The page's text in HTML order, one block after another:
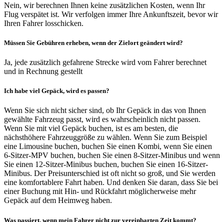
Nein, wir berechnen Ihnen keine zusätzlichen Kosten, wenn Ihr
Flug verspätet ist. Wir verfolgen immer Ihre Ankunftszeit, bevor wir
Ihren Fahrer losschicken.
Müssen Sie Gebühren erheben, wenn der Zielort geändert wird?
Ja, jede zusätzlich gefahrene Strecke wird vom Fahrer berechnet
und in Rechnung gestellt
Ich habe viel Gepäck, wird es passen?
Wenn Sie sich nicht sicher sind, ob Ihr Gepäck in das von Ihnen
gewählte Fahrzeug passt, wird es wahrscheinlich nicht passen.
Wenn Sie mit viel Gepäck buchen, ist es am besten, die
nächsthöhere Fahrzeuggröße zu wählen. Wenn Sie zum Beispiel
eine Limousine buchen, buchen Sie einen Kombi, wenn Sie einen
6-Sitzer-MPV buchen, buchen Sie einen 8-Sitzer-Minibus und wenn
Sie einen 12-Sitzer-Minibus buchen, buchen Sie einen 16-Sitzer-
Minibus. Der Preisunterschied ist oft nicht so groß, und Sie werden
eine komfortablere Fahrt haben. Und denken Sie daran, dass Sie bei
einer Buchung mit Hin- und Rückfahrt möglicherweise mehr
Gepäck auf dem Heimweg haben.
Was passiert, wenn mein Fahrer nicht zur vereinbarten Zeit kommt?